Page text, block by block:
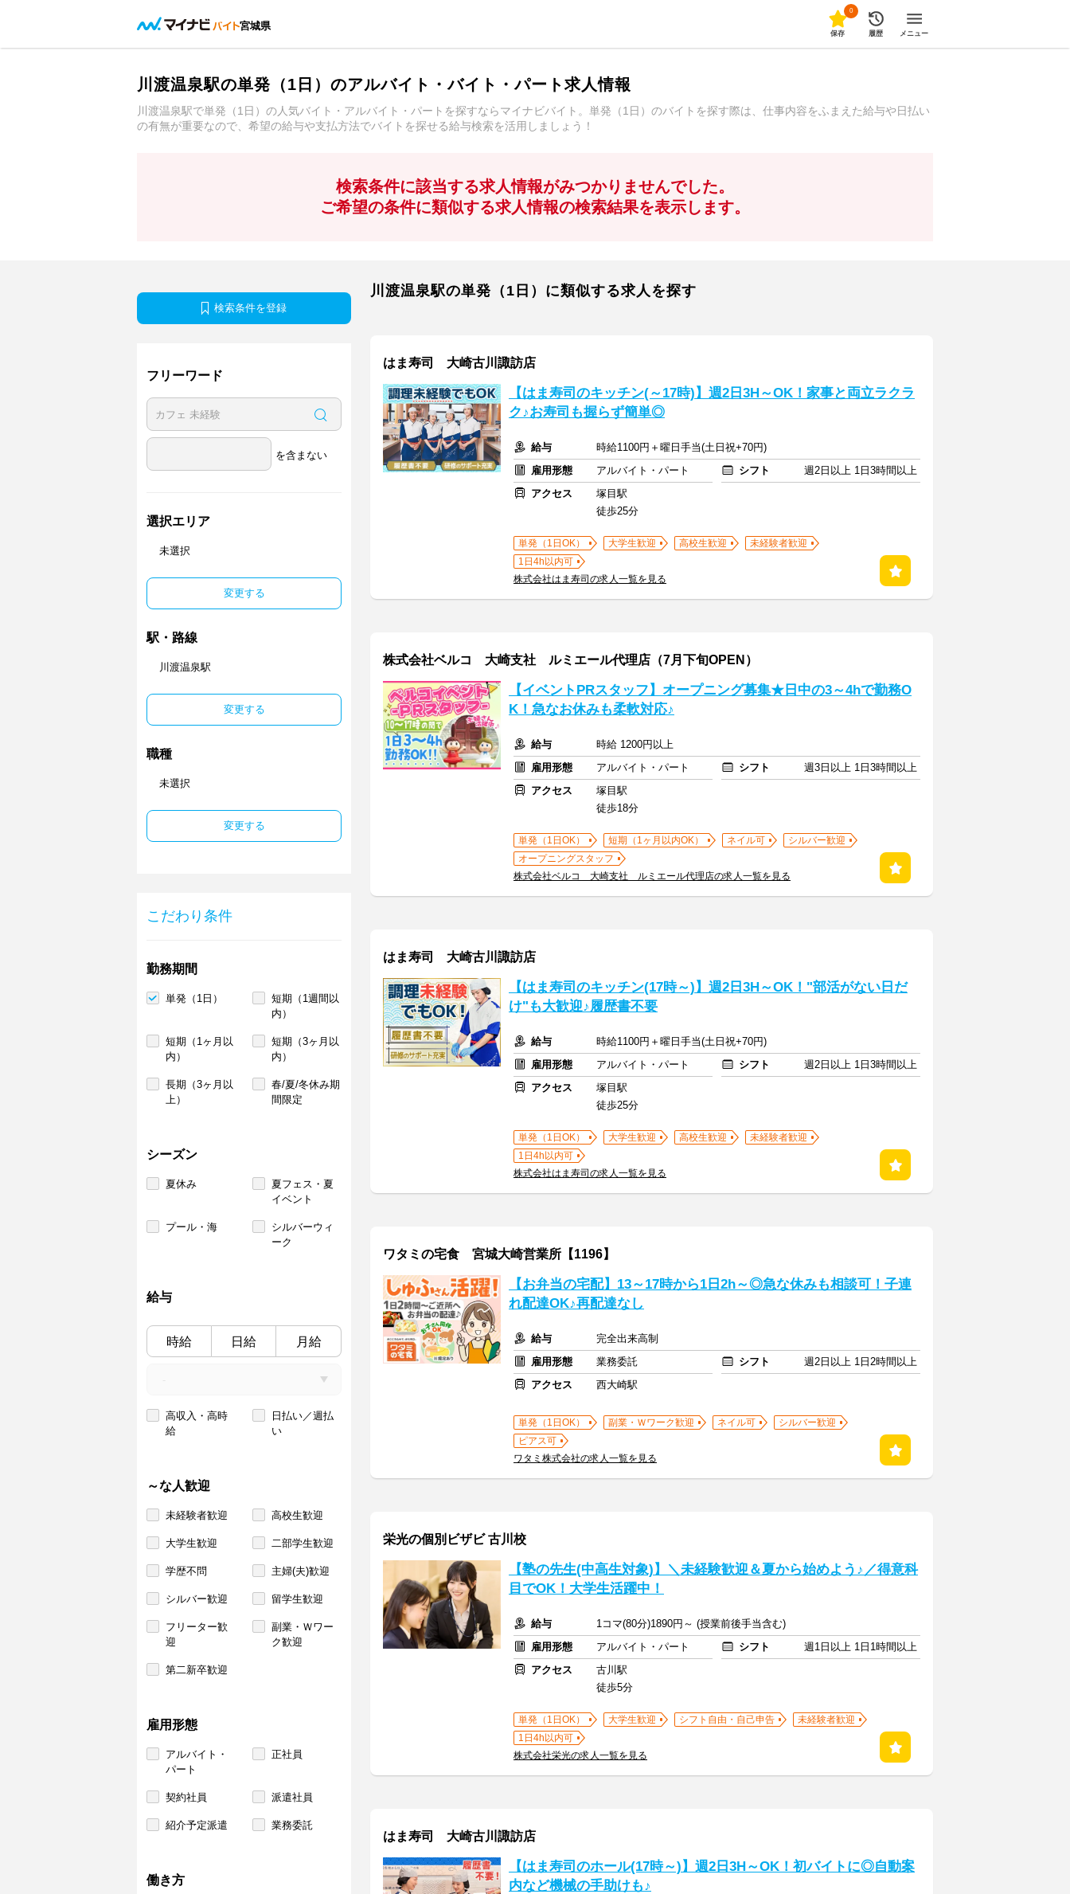
宮城県
0
保存 履歴 メニュー
川渡温泉駅の単発（1日）のアルバイト・バイト・パート求人情報
川渡温泉駅で単発（1日）の人気バイト・アルバイト・パートを探すならマイナビバイト。単発（1日）のバイトを探す際は、仕事内容をふまえた給与や日払い
の有無が重要なので、希望の給与や支払方法でバイトを探せる給与検索を活用しましょう！
検索条件に該当する求人情報がみつかりませんでした。
ご希望の条件に類似する求人情報の検索結果を表示します。
検索条件を登録
フリーワード
を含まない
選択エリア
未選択
変更する
駅・路線
川渡温泉駅
変更する
職種
未選択
変更する
こだわり条件
勤務期間
単発（1日）
短期（1週間以
内）
短期（1ヶ月以
内）
短期（3ヶ月以
内）
長期（3ヶ月以
上）
春/夏/冬休み期
間限定
シーズン
夏休み
夏フェス・夏
イベント
プール・海
シルバーウィ
ーク
給与
時給 日給 月給
高収入・高時
給
日払い／週払
い
～な人歓迎
未経験者歓迎 高校生歓迎
大学生歓迎 二部学生歓迎
学歴不問 主婦(夫)歓迎
シルバー歓迎 留学生歓迎
フリーター歓
迎
副業・Ｗワー
ク歓迎
第二新卒歓迎
雇用形態
アルバイト・
パート
正社員
契約社員 派遣社員
紹介予定派遣 業務委託
働き方
川渡温泉駅の単発（1日）に類似する求人を探す
はま寿司 大崎古川諏訪店
【はま寿司のキッチン(～17時)】週2日3H～OK！家事と両立ラクラ
ク♪お寿司も握らず簡単◎
給与
時給1100円＋曜日手当(土日祝+70円)
雇用形態
アルバイト・パート シフト
週2日以上 1日3時間以上
アクセス
塚目駅
徒歩25分
単発（1日OK） 大学生歓迎 高校生歓迎
未経験者歓迎
1日4h以内可
株式会社はま寿司の求人一覧を見る
株式会社ベルコ 大崎支社 ルミエール代理店（7月下旬OPEN）
【イベントPRスタッフ】オープニング募集★日中の3～4hで勤務O
K！急なお休みも柔軟対応♪
給与
時給 1200円以上
雇用形態
アルバイト・パート シフト
週3日以上 1日3時間以上
アクセス
塚目駅
徒歩18分
単発（1日OK） 短期（1ヶ月以内OK） ネイル可
シルバー歓迎
オープニングスタッフ
株式会社ベルコ 大崎支社 ルミエール代理店の求人一覧を見る
はま寿司 大崎古川諏訪店
【はま寿司のキッチン(17時～)】週2日3H～OK！"部活がない日だ
け"も大歓迎♪履歴書不要
給与
時給1100円＋曜日手当(土日祝+70円)
雇用形態
アルバイト・パート シフト
週2日以上 1日3時間以上
アクセス
塚目駅
徒歩25分
単発（1日OK） 大学生歓迎 高校生歓迎
未経験者歓迎
1日4h以内可
株式会社はま寿司の求人一覧を見る
ワタミの宅食 宮城大崎営業所【1196】
【お弁当の宅配】13～17時から1日2h～◎急な休みも相談可！子連
れ配達OK♪再配達なし
給与
完全出来高制
雇用形態
業務委託 シフト
週2日以上 1日2時間以上
アクセス
西大崎駅
単発（1日OK） 副業・Ｗワーク歓迎 ネイル可
シルバー歓迎
ピアス可
ワタミ株式会社の求人一覧を見る
栄光の個別ビザビ 古川校
【塾の先生(中高生対象)】＼未経験歓迎＆夏から始めよう♪／得意科
目でOK！大学生活躍中！
給与
1コマ(80分)1890円～ (授業前後手当含む)
雇用形態
アルバイト・パート シフト
週1日以上 1日1時間以上
アクセス
古川駅
徒歩5分
単発（1日OK） 大学生歓迎 シフト自由・自己申告
未経験者歓迎
1日4h以内可
株式会社栄光の求人一覧を見る
はま寿司 大崎古川諏訪店
【はま寿司のホール(17時～)】週2日3H～OK！初バイトに◎自動案
内など機械の手助けも♪